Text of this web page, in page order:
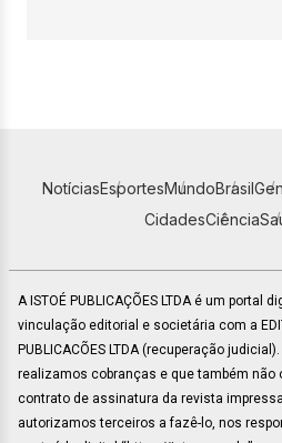
NotíciasEsportesMundoBrasil
CidadesCiência
A ISTOÉ PUBLICAÇÕES LTDA é um portal
vinculação editorial e societária com a
PUBLICACÕES LTDA (recuperação
realizamos cobranças e que também
contrato de assinatura da revista
autorizamos terceiros a fazê-lo, nos